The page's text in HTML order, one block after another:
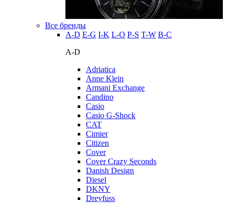
Все бренды
A-D E-G I-K L-O P-S T-W В-С
A-D
Adriatica
Anne Klein
Armani Exchange
Candino
Casio
Casio G-Shock
CAT
Cimier
Citizen
Cover
Cover Crazy Seconds
Danish Design
Diesel
DKNY
Dreyfuss